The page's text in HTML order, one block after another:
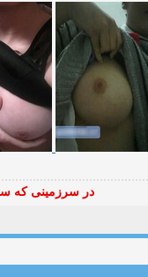
در سرزمینی که